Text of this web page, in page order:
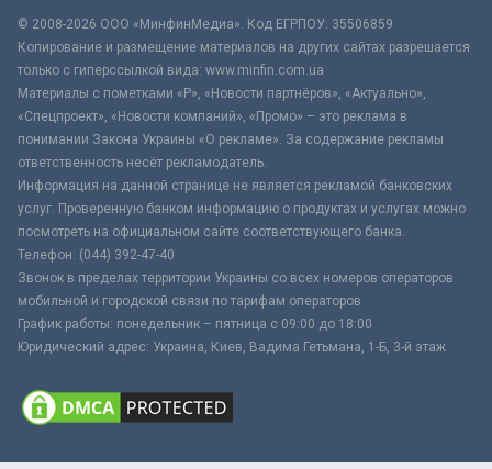
© 2008-2026 ООО «МинфинМедиа». Код ЕГРПОУ: 35506859
Копирование и размещение материалов на других сайтах разрешается
только с гиперссылкой вида: www.minfin.com.ua
Материалы с пометками «Р», «Новости партнёров», «Актуально»,
«Спецпроект», «Новости компаний», «Промо» – это реклама в
понимании Закона Украины «О рекламе». За содержание рекламы
ответственность несёт рекламодатель.
Информация на данной странице не является рекламой банковских
услуг. Проверенную банком информацию о продуктах и услугах можно
посмотреть на официальном сайте соответствующего банка.
Телефон: (044) 392-47-40
Звонок в пределах территории Украины со всех номеров операторов
мобильной и городской связи по тарифам операторов
График работы: понедельник – пятница с 09:00 до 18:00
Юридический адрес: Украина, Киев, Вадима Гетьмана, 1-Б, 3-й этаж